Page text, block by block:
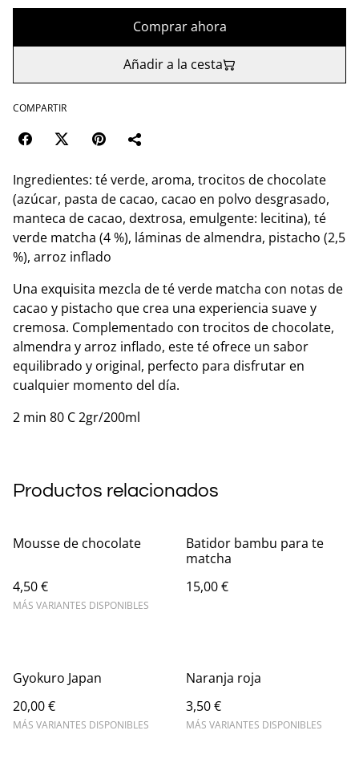
Comprar ahora
Añadir a la cesta
COMPARTIR
Ingredientes: té verde, aroma, trocitos de chocolate
(azúcar, pasta de cacao, cacao en polvo desgrasado,
manteca de cacao, dextrosa, emulgente: lecitina), té
verde matcha (4 %), láminas de almendra, pistacho (2,5
%), arroz inflado
Una exquisita mezcla de té verde matcha con notas de
cacao y pistacho que crea una experiencia suave y
cremosa. Complementado con trocitos de chocolate,
almendra y arroz inflado, este té ofrece un sabor
equilibrado y original, perfecto para disfrutar en
cualquier momento del día.
2 min 80 C 2gr/200ml
Productos relacionados
Mousse de chocolate
4,50 €
MÁS VARIANTES DISPONIBLES
Batidor bambu para te
matcha
15,00 €
Gyokuro Japan
20,00 €
MÁS VARIANTES DISPONIBLES
Naranja roja
3,50 €
MÁS VARIANTES DISPONIBLES